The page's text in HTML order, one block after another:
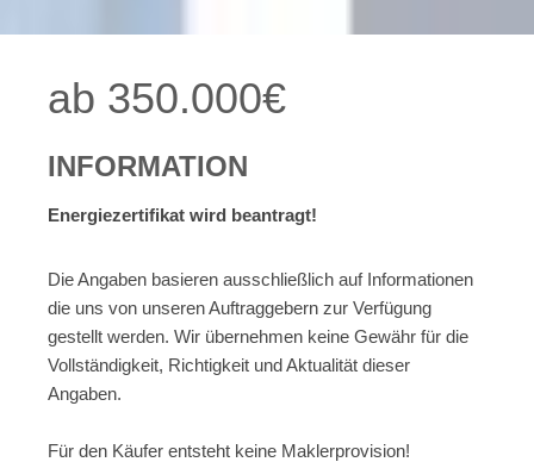
ab 350.000€
INFORMATION
Energiezertifikat wird beantragt!
Die Angaben basieren ausschließlich auf Informationen
die uns von unseren Auftraggebern zur Verfügung
gestellt werden. Wir übernehmen keine Gewähr für die
Vollständigkeit, Richtigkeit und Aktualität dieser
Angaben.
Für den Käufer entsteht keine Maklerprovision!